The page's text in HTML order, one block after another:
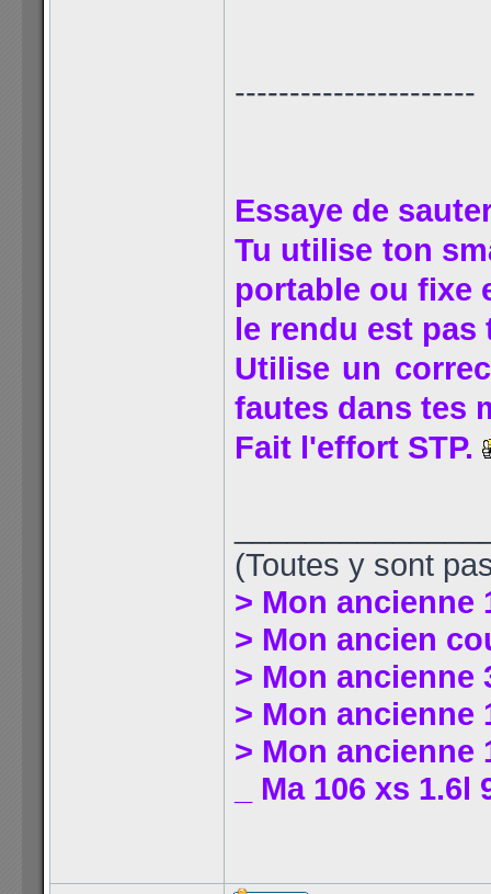
----------------------
Essaye de
Tu utilise ton
portable ou fixe
le rendu est pas
Utilise un
fautes dans tes
Fait l'effort STP.
(Toutes y sont
> Mon ancienne
> Mon ancien
> Mon ancienne
> Mon ancienne
> Mon ancienne
_ Ma 106 xs 1.6l